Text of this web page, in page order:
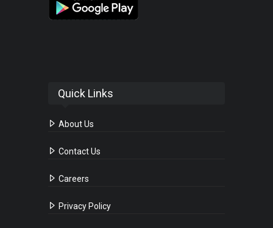
Quick Links
About Us
Contact Us
Careers
Privacy Policy